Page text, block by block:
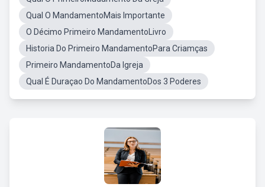
Qual O MandamentoMais Importante
O Décimo Primeiro MandamentoLivro
Historia Do Primeiro MandamentoPara Criamças
Primeiro MandamentoDa Igreja
Qual É Duraçao Do MandamentoDos 3 Poderes